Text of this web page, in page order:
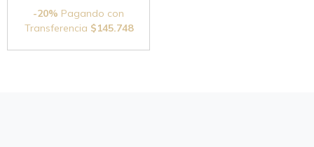
-20% Pagando con
Transferencia $145.748